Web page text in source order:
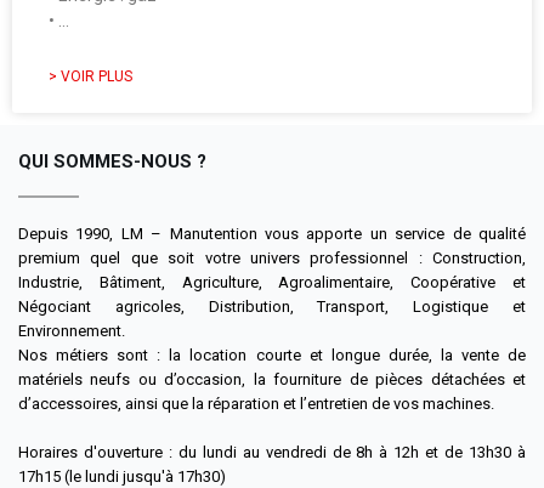
• …
> VOIR PLUS
QUI SOMMES-NOUS ?
Depuis 1990, LM – Manutention vous apporte un service de qualité
premium quel que soit votre univers professionnel : Construction,
Industrie, Bâtiment, Agriculture, Agroalimentaire, Coopérative et
Négociant agricoles, Distribution, Transport, Logistique et
Environnement.
Nos métiers sont : la location courte et longue durée, la vente de
matériels neufs ou d’occasion, la fourniture de pièces détachées et
d’accessoires, ainsi que la réparation et l’entretien de vos machines.
Horaires d'ouverture : du lundi au vendredi de 8h à 12h et de 13h30 à
17h15 (le lundi jusqu'à 17h30)